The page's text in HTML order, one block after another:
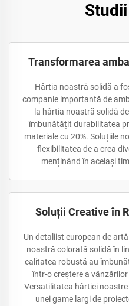
Transformarea
Hârtia noastră solidă a
companie importantă de
la hârtia noastră solidă
îmbunătățit durabilitatea
materiale cu 20%. Soluțiile
flexibilitatea de a crea
menținând în același
Soluții Creative în
Un detaliist european de
noastră colorată solidă în
calitatea robustă au
într-o creștere a vânzărilor
Versatilitatea hârtiei
unei game largi de